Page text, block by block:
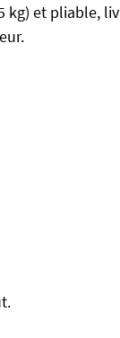
kg) et pliable,